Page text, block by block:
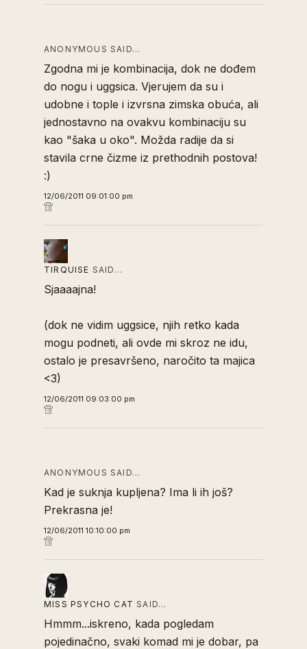
ANONYMOUS SAID…
Zgodna mi je kombinacija, dok ne dođem
do nogu i uggsica. Vjerujem da su i
udobne i tople i izvrsna zimska obuća, ali
jednostavno na ovakvu kombinaciju su
kao "šaka u oko". Možda radije da si
stavila crne čizme iz prethodnih postova!
:)
12/06/2011 09:01:00 pm
TIRQUISE SAID…
Sjaaaajna!
(dok ne vidim uggsice, njih retko kada
mogu podneti, ali ovde mi skroz ne idu,
ostalo je presavršeno, naročito ta majica
<3)
12/06/2011 09:03:00 pm
ANONYMOUS SAID…
Kad je suknja kupljena? Ima li ih još?
Prekrasna je!
12/06/2011 10:10:00 pm
MISS PSYCHO CAT SAID…
Hmmm...iskreno, kada pogledam
pojedinačno, svaki komad mi je dobar, pa